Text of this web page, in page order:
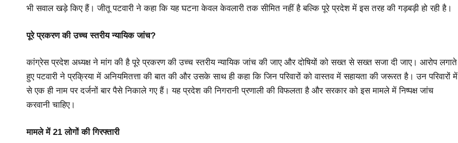
भी सवाल खड़े किए हैं। जीतू पटवारी ने कहा कि यह घटना केवल केवलारी तक सीमित नहीं है बल्कि पूरे प्रदेश में इस तरह की गड़बड़ी हो रही है।
पूरे प्रकरण की उच्च स्तरीय न्यायिक जांच?
कांग्रेस प्रदेश अध्यक्ष ने मांग की है पूरे प्रकरण की उच्च स्तरीय न्यायिक जांच की जाए और दोषियों को सख्त से सख्त सजा दी जाए। आरोप लगाते
हुए पटवारी ने प्रक्रिया में अनियमितत्ता की बात की और उसके साथ ही कहा कि जिन परिवारों को वास्तव में सहायता की जरूरत है। उन परिवारों में
से एक ही नाम पर दर्जनों बार पैसे निकाले गए हैं। यह प्रदेश की निगरानी प्रणाली की विफलता है और सरकार को इस मामले में निष्पक्ष जांच
करवानी चाहिए।
मामले में 21 लोगों की गिरफ्तारी